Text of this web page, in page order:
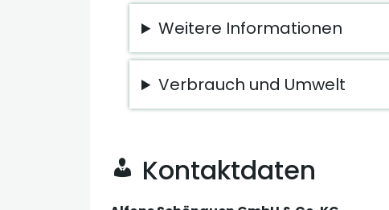
Weitere Informationen
Verbrauch und Umwelt
Kontaktdaten